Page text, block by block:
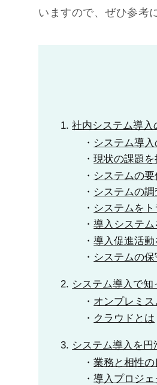
いますので、ぜひ参考
社内システム導入
システム導
現状の課題
システムの
システムの
システムを
導入システム
導入促進活動
システムの
システム導入で知
オンプレミス
クラウドとは
システム導入を円
業務と相性
導入プロジ